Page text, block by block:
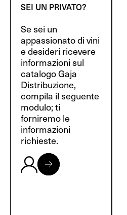
SEI UN PRIVATO?
Se sei un
appassionato di vini
e desideri ricevere
informazioni sul
catalogo Gaja
Distribuzione,
compila il seguente
modulo; ti
forniremo le
informazioni
richieste.